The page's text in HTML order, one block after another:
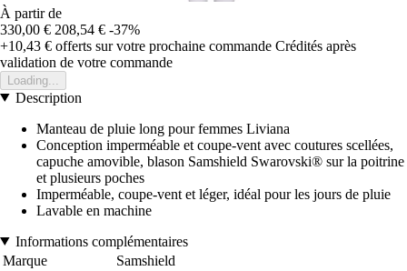
À partir de
330,00 € 208,54 € -37%
+10,43 € offerts sur votre prochaine commande Crédités après
validation de votre commande
Loading...
Description
Manteau de pluie long pour femmes Liviana
Conception imperméable et coupe-vent avec coutures scellées,
capuche amovible, blason Samshield Swarovski® sur la poitrine
et plusieurs poches
Imperméable, coupe-vent et léger, idéal pour les jours de pluie
Lavable en machine
Informations complémentaires
Marque
Samshield